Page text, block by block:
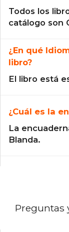
Todos los
catálogo son
¿En qué
libro?
El libro está
¿Cuál es la
La
Blanda.
Preguntas